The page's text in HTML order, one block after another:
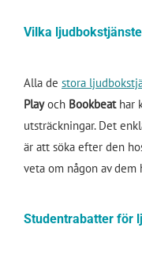
Vilka
Alla de stora
Playoch Bookbeathar
utsträckningar. Det
är att söka efter den
veta om någon av
Studentrabatter för